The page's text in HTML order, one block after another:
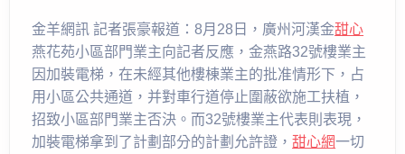
金羊網訊 記者張豪報道：8月28日，廣州河漢金甜心
燕花苑小區部門業主向記者反應，金燕路32號樓業主
因加裝電梯，在未經其他樓棟業主的批准情形下，占
用小區公共通道，并對車行道停止圍蔽欲施工扶植，
招致小區部門業主否決。而32號樓業主代表則表現，
加裝電梯拿到了計劃部分的計劃允許證，甜心網一切